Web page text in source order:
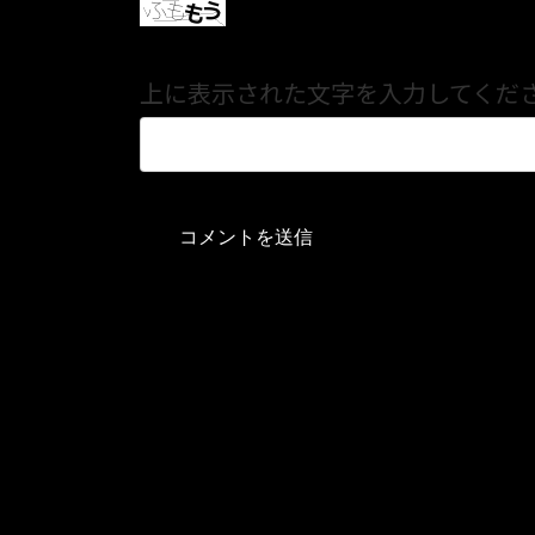
上に表示された文字を入力してくだ